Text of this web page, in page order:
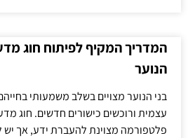
המדריך המקיף לפיתוח חוג
הנוער
בני הנוער מצויים בשלב משמעותי
עצמית ורוכשים כישורים חדשים. חוג
פלטפורמה מצוינת להעברת ידע, אך יש